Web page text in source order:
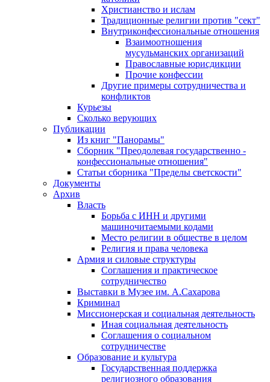
Христианство и ислам
Традиционные религии против "сект"
Внутриконфессиональные отношения
Взаимоотношения
мусульманских организаций
Православные юрисдикции
Прочие конфессии
Другие примеры сотрудничества и
конфликтов
Курьезы
Сколько верующих
Публикации
Из книг "Панорамы"
Сборник "Преодолевая государственно -
конфессиональные отношения"
Статьи сборника "Пределы светскости"
Документы
Архив
Власть
Борьба с ИНН и другими
машиночитаемыми кодами
Место религии в обществе в целом
Религия и права человека
Армия и силовые структуры
Соглашения и практическое
сотрудничество
Выставки в Музее им. А.Сахарова
Криминал
Миссионерская и социальная деятельность
Иная социальная деятельность
Соглашения о социальном
сотрудничестве
Образование и культура
Государственная поддержка
религиозного образования